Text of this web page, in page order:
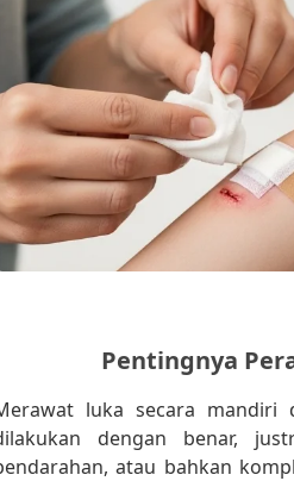
Pentingnya
luka secara
dengan benar,
atau bahkan